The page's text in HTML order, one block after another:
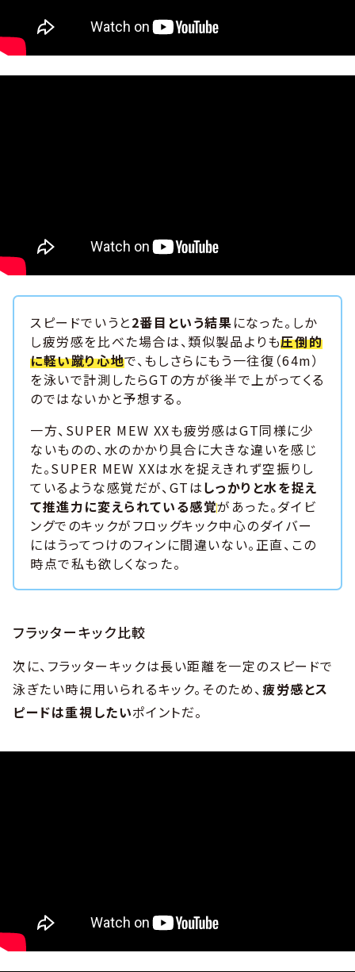
スピードでいうと2番目という結果になった。しか
し疲労感を比べた場合は、類似製品よりも圧倒的
に軽い蹴り心地で、もしさらにもう一往復（64m）
を泳いで計測したらGTの方が後半で上がってくる
のではないかと予想する。
一方、SUPER MEW XXも疲労感はGT同様に少
ないものの、水のかかり具合に大きな違いを感じ
た。SUPER MEW XXは水を捉えきれず空振りし
ているような感覚だが、GTはしっかりと水を捉え
て推進力に変えられている感覚があった。ダイビ
ングでのキックがフロッグキック中心のダイバー
にはうってつけのフィンに間違いない。正直、この
時点で私も欲しくなった。
フラッターキック比較
次に、フラッターキックは長い距離を一定のスピードで
泳ぎたい時に用いられるキック。そのため、疲労感とス
ピードは重視したいポイントだ。